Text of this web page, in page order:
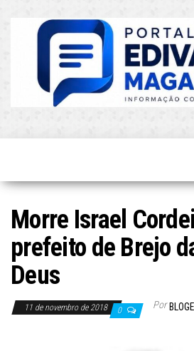
Morre Israel
prefeito de Brejo
Deus
11 de novembro de 2018 0 Por